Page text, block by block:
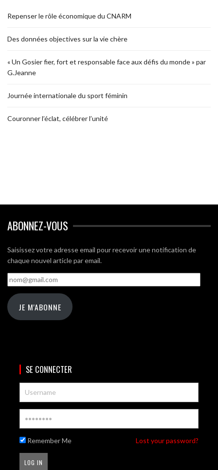
Repenser le rôle économique du CNARM
Des données objectives sur la vie chère
« Un Gosier fier, fort et responsable face aux défis du monde » par
G.Jeanne
Journée internationale du sport féminin
Couronner l’éclat, célébrer l’unité
ABONNEZ-VOUS
Saisissez votre adresse email pour recevoir une notification de
chaque nouvel article par email.
nom@gmail.com
JE M'ABONNE
SE CONNECTER
Remember Me Lost your password?